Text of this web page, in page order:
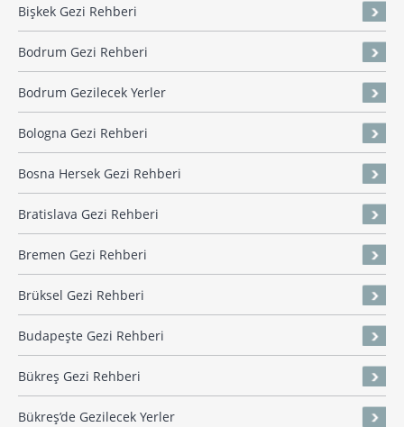
Bişkek Gezi Rehberi
Bodrum Gezi Rehberi
Bodrum Gezilecek Yerler
Bologna Gezi Rehberi
Bosna Hersek Gezi Rehberi
Bratislava Gezi Rehberi
Bremen Gezi Rehberi
Brüksel Gezi Rehberi
Budapeşte Gezi Rehberi
Bükreş Gezi Rehberi
Bükreş’de Gezilecek Yerler